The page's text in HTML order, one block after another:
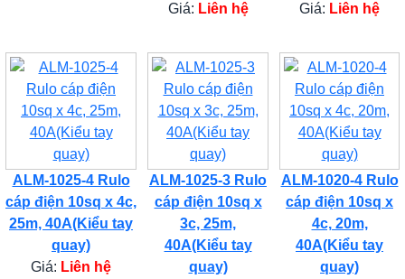
Giá: Liên hệ
Giá: Liên hệ
ALM-1025-4 Rulo
cáp điện 10sq x 4c,
25m, 40A(Kiểu tay
quay)
Giá: Liên hệ
ALM-1025-3 Rulo
cáp điện 10sq x
3c, 25m,
40A(Kiểu tay
quay)
ALM-1020-4 Rulo
cáp điện 10sq x
4c, 20m,
40A(Kiểu tay
quay)